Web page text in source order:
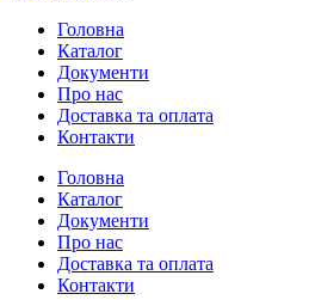
Головна
Каталог
Документи
Про нас
Доставка та оплата
Контакти
Головна
Каталог
Документи
Про нас
Доставка та оплата
Контакти